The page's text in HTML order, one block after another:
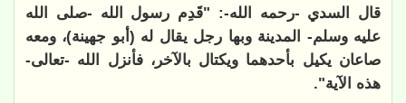
قال السدي -رحمه الله-: "قَدِم رسول الله -صلى الله
عليه وسلم- المدينة وبها رجل يقال له (أبو جهينة)، ومعه
صاعان يكيل بأحدهما ويكتال بالآخر، فأنزل الله -تعالى-
هذه الآية".